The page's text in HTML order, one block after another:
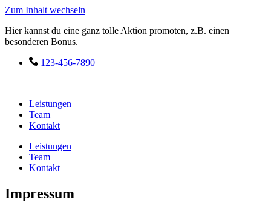
Zum Inhalt wechseln
Hier kannst du eine ganz tolle Aktion promoten, z.B. einen
besonderen Bonus.
123-456-7890
Leistungen
Team
Kontakt
Leistungen
Team
Kontakt
Impressum